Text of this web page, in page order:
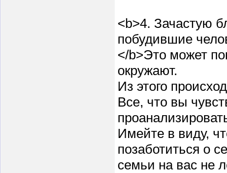
<b>4. Зачастую
побудившие
</b>Это может
окружают.
Из этого
Все, что вы
Имейте в виду,
позаботиться о
семьи на вас не